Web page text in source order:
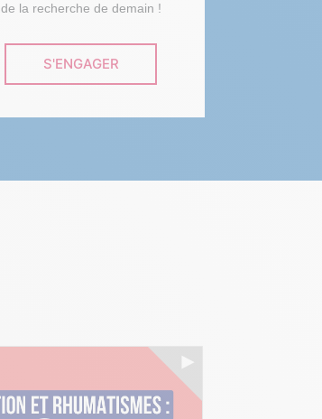
de la recherche de demain !
S'ENGAGER